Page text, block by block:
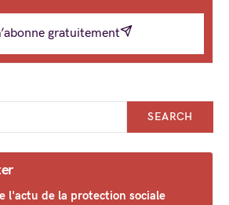
gratuitement
SEARCH
l'actu de la protection sociale